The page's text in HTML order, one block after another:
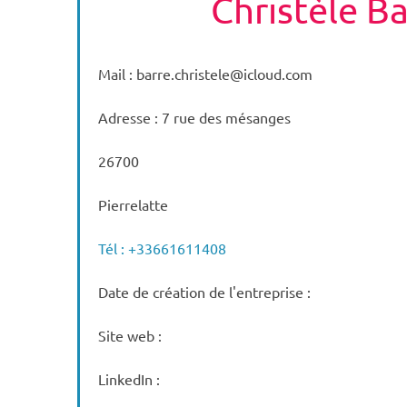
Christèle
Mail : barre.christele@icloud.com
Adresse : 7 rue des mésanges
26700
Pierrelatte
Tél : +33661611408
Date de création de l'entreprise :
Site web :
LinkedIn :